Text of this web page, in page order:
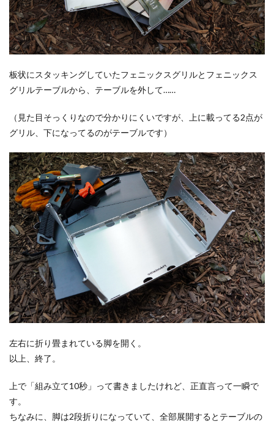
板状にスタッキングしていたフェニックスグリルとフェニックス
グリルテーブルから、テーブルを外して……
（見た目そっくりなので分かりにくいですが、上に載ってる2点が
グリル、下になってるのがテーブルです）
左右に折り畳まれている脚を開く。
以上、終了。
上で「組み立て10秒」って書きましたけれど、正直言って一瞬で
す。
ちなみに、脚は2段折りになっていて、全部展開するとテーブルの